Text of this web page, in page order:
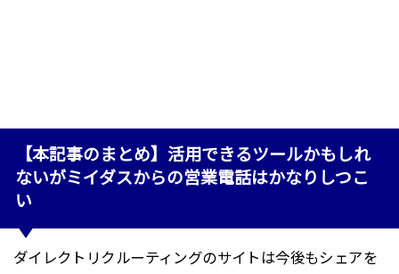
【本記事のまとめ】活用できるツールかもしれ
ないがミイダスからの営業電話はかなりしつこ
い
ダイレクトリクルーティングのサイトは今後もシェアを